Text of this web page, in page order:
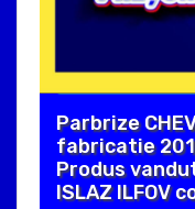
Parbrize
fabricatie
Produs
ISLAZ ILFOV